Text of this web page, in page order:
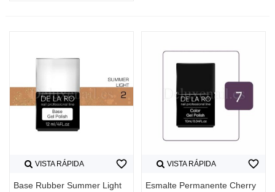
VISTA RÁPIDA
Base Rubber Summer Light
favorite_border VISTA RÁPIDA
Esmalte Permanente Cherry
favorite_border